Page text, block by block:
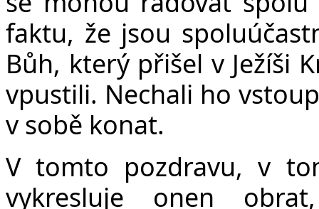
faktu, že jsou
Bůh, který přišel v Ježíši
vpustili. Nechali ho
v sobě konat.
V tomto pozdravu, v
vykresluje onen